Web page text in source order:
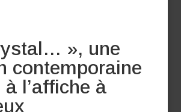
», une
contemporaine
l’affiche à